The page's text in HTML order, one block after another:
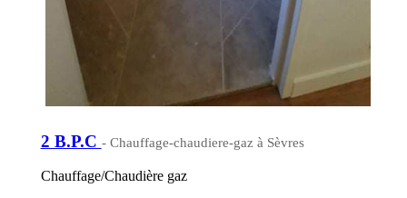
2 B.P.C - Chauffage-chaudiere-gaz à Sèvres
Chauffage/Chaudière gaz